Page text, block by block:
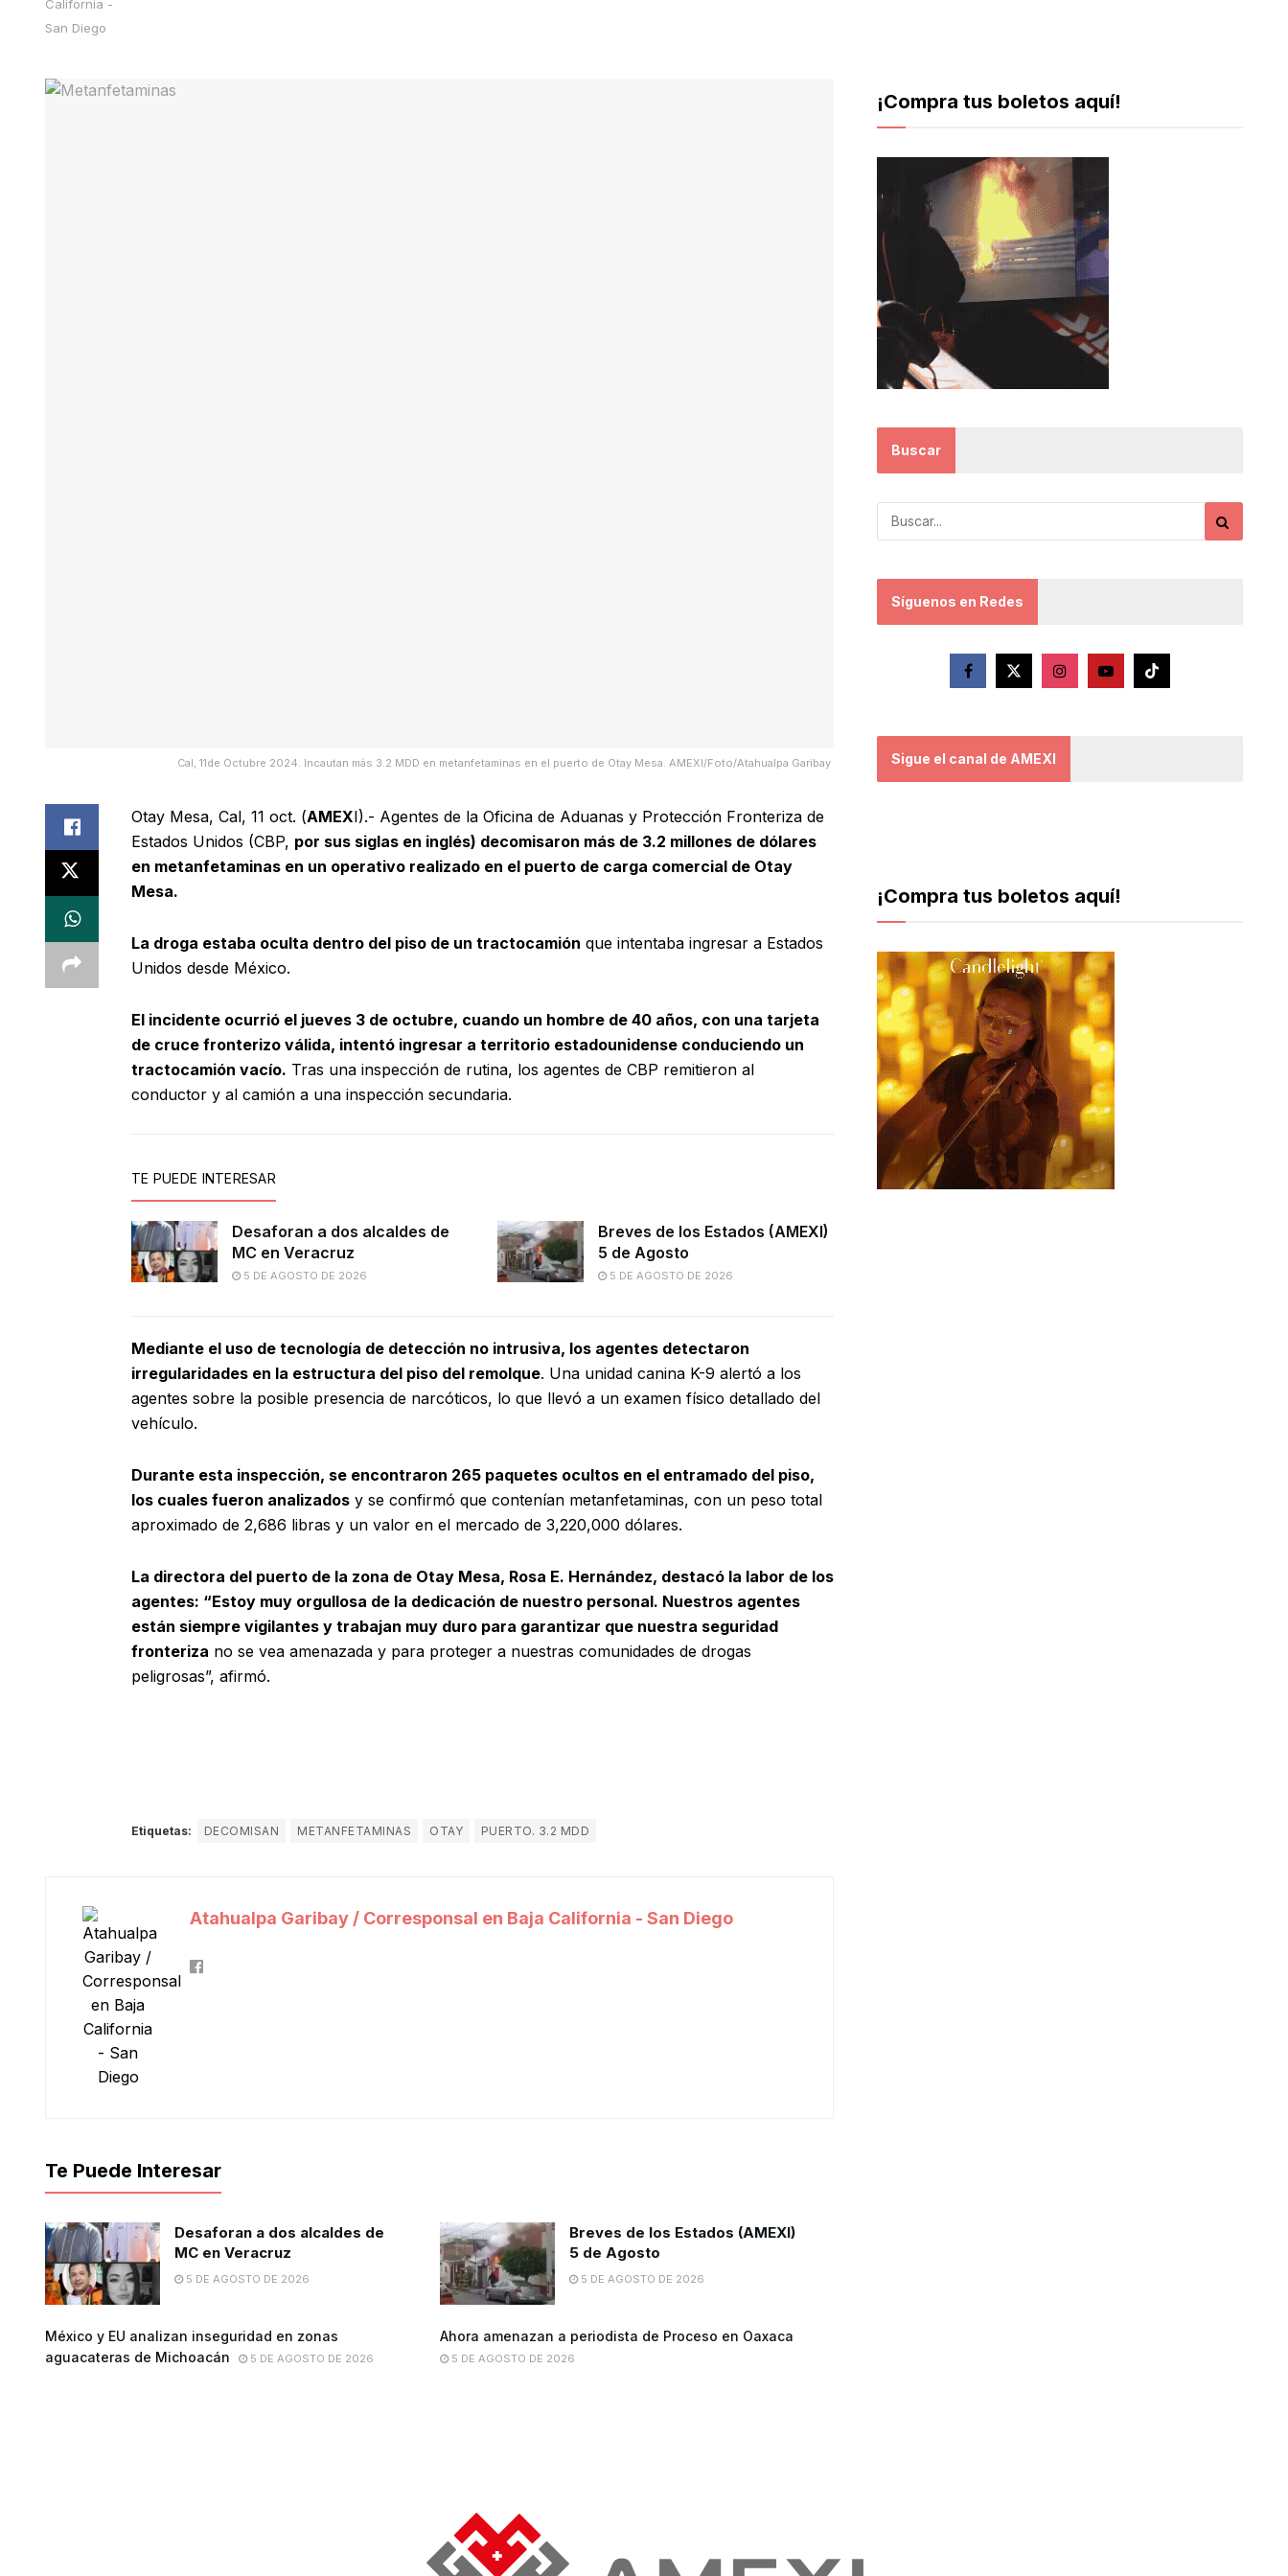
Cal, 11de Octubre 2024. Incautan más 3.2 MDD en metanfetaminas en el puerto de Otay Mesa. AMEXI/Foto/Atahualpa Garibay
Otay Mesa, Cal, 11 oct. (AMEXI).- Agentes de la Oficina de Aduanas y Protección Fronteriza de
Estados Unidos (CBP, por sus siglas en inglés) decomisaron más de 3.2 millones de dólares
en metanfetaminas en un operativo realizado en el puerto de carga comercial de Otay
Mesa.
La droga estaba oculta dentro del piso de un tractocamión que intentaba ingresar a Estados
Unidos desde México.
El incidente ocurrió el jueves 3 de octubre, cuando un hombre de 40 años, con una tarjeta
de cruce fronterizo válida, intentó ingresar a territorio estadounidense conduciendo un
tractocamión vacío. Tras una inspección de rutina, los agentes de CBP remitieron al
conductor y al camión a una inspección secundaria.
TE PUEDE INTERESAR
Desaforan a dos alcaldes de
MC en Veracruz
5 DE AGOSTO DE 2026
Breves de los Estados (AMEXI)
5 de Agosto
5 DE AGOSTO DE 2026
Mediante el uso de tecnología de detección no intrusiva, los agentes detectaron
irregularidades en la estructura del piso del remolque. Una unidad canina K-9 alertó a los
agentes sobre la posible presencia de narcóticos, lo que llevó a un examen físico detallado del
vehículo.
Durante esta inspección, se encontraron 265 paquetes ocultos en el entramado del piso,
los cuales fueron analizados y se confirmó que contenían metanfetaminas, con un peso total
aproximado de 2,686 libras y un valor en el mercado de 3,220,000 dólares.
La directora del puerto de la zona de Otay Mesa, Rosa E. Hernández, destacó la labor de los
agentes: “Estoy muy orgullosa de la dedicación de nuestro personal. Nuestros agentes
están siempre vigilantes y trabajan muy duro para garantizar que nuestra seguridad
fronteriza no se vea amenazada y para proteger a nuestras comunidades de drogas
peligrosas”, afirmó.
Etiquetas: DECOMISAN METANFETAMINAS OTAY PUERTO. 3.2 MDD
Atahualpa Garibay / Corresponsal en Baja California - San Diego
Te Puede Interesar
Desaforan a dos alcaldes de
MC en Veracruz
5 DE AGOSTO DE 2026
Breves de los Estados (AMEXI)
5 de Agosto
5 DE AGOSTO DE 2026
México y EU analizan inseguridad en zonas
aguacateras de Michoacán
5 DE AGOSTO DE 2026
Ahora amenazan a periodista de Proceso en Oaxaca
5 DE AGOSTO DE 2026
¡Compra tus boletos aquí!
Buscar
Síguenos en Redes
Sigue el canal de AMEXI
¡Compra tus boletos aquí!